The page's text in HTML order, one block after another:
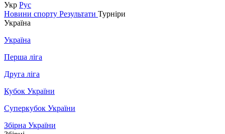
Укр Рус
Новини спорту Результати Турніри
Україна
Україна
Перша ліга
Друга ліга
Кубок України
Суперкубок України
Збірна України